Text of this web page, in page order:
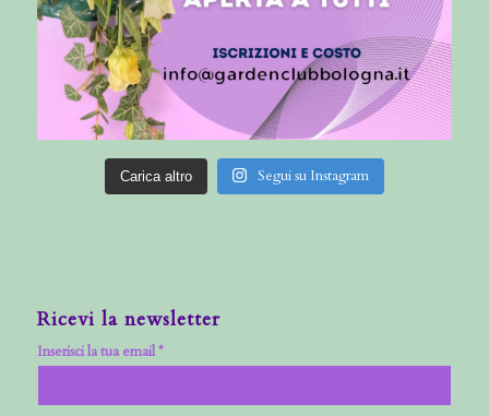
Carica altro Segui su Instagram
Ricevi la newsletter
Inserisci la tua email *